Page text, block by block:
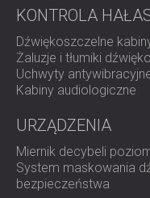
KONTROLA
Dźwiękoszczelne
Żaluzje i tłumiki
Uchwyty
Kabiny audiologiczne
URZĄDZENIA
Miernik decybeli
System maskowania
bezpieczeństwa